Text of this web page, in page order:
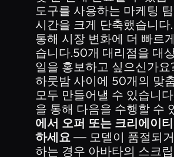
도구를 사용하는 마케팅
시간을 크게 단축했습니다.
통해 시장 변화에 더 빠르
습니다.50개 대리점을 대
일을 홍보하고 싶으신가요
하룻밤 사이에 50개의 맞
모두 만들어낼 수 있습니
을 통해 다음을 수행할 수
에서 오퍼 또는 크리에이
하세요 — 모델이 품절되
하는 경우 아바타의 스크